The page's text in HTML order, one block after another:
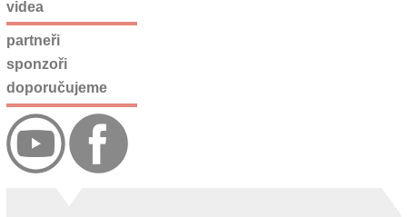
videa
partneři
sponzoři
doporučujeme